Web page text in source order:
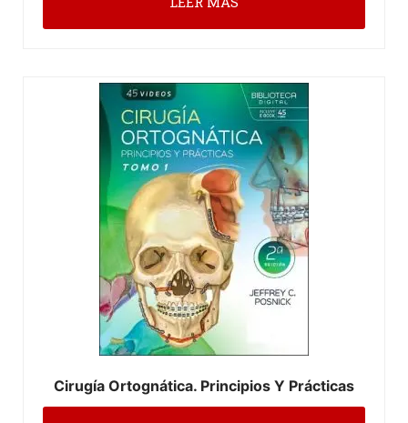
Cirugía Ortognática. Principios Y Prácticas